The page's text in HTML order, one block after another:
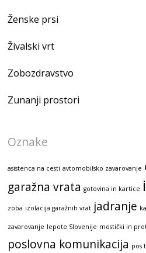
Ženske prsi
Živalski vrt
Zobozdravstvo
Zunanji prostori
Oznake
asistenca na cesti avtomobilsko zavarovanje
garažna vrata gotovina in kartice
zoba izolacija garažnih vrat jadranje
zavarovanje lepote Slovenije mostički in
poslovna komunikacija pos